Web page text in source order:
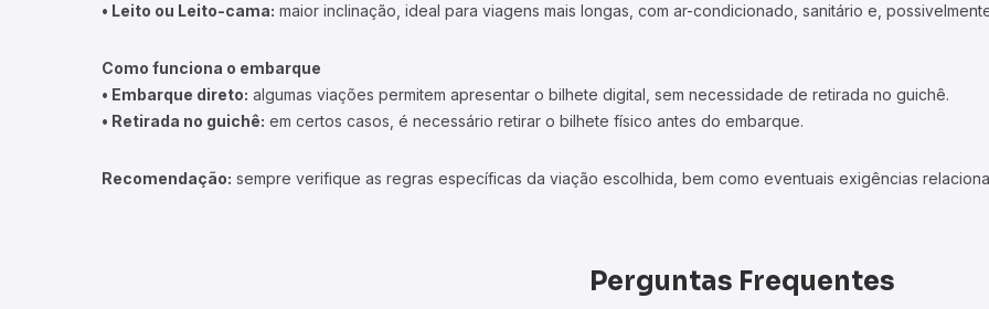
• Leito ou Leito-cama: maior inclinação, ideal para viagens mais longas, com ar-condicionado, sanitário e,
Como funciona o embarque
• Embarque direto: algumas viações permitem apresentar o bilhete digital, sem necessidade de retirada no guichê.
• Retirada no guichê: em certos casos, é necessário retirar o bilhete físico antes do embarque.
Recomendação: sempre verifique as regras específicas da viação escolhida, bem como eventuais exigências
Perguntas Frequentes